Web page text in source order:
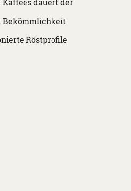
dauert der
Bekömmlichkeit
Röstprofile